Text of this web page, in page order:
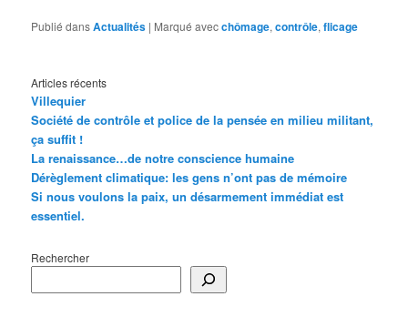
Publié dansActualités | Marqué avecchômage,contrôle,flicage
Articles récents
Villequier
Société de contrôle et police de la pensée en milieu militant,
ça suffit !
La renaissance…de notre conscience humaine
Dérèglement climatique: les gens n’ont pas de mémoire
Si nous voulons la paix, un désarmement immédiat est
essentiel.
Rechercher